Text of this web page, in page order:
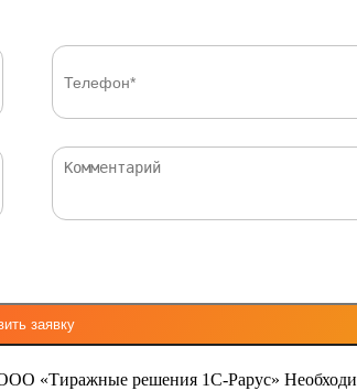
«Тиражные решения 1С-Рарус»